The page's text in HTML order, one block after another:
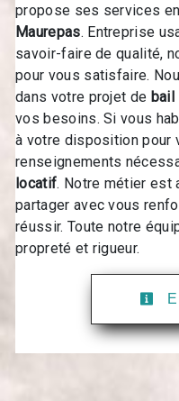
propose ses services en
Maurepas. Entreprise
savoir-faire de qualité,
pour vous satisfaire.
dans votre projet de bail
vos besoins. Si vous
à votre disposition pour
renseignements
locatif. Notre métier est
partager avec vous
réussir. Toute notre
propreté et rigueur.